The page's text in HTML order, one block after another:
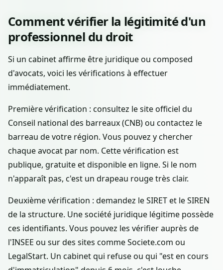
Comment vérifier la légitimité d'un
professionnel du droit
Si un cabinet affirme être juridique ou composed
d'avocats, voici les vérifications à effectuer
immédiatement.
Première vérification : consultez le site officiel du
Conseil national des barreaux (CNB) ou contactez le
barreau de votre région. Vous pouvez y chercher
chaque avocat par nom. Cette vérification est
publique, gratuite et disponible en ligne. Si le nom
n'apparaît pas, c'est un drapeau rouge très clair.
Deuxième vérification : demandez le SIRET et le SIREN
de la structure. Une société juridique légitime possède
ces identifiants. Vous pouvez les vérifier auprès de
l'INSEE ou sur des sites comme Societe.com ou
LegalStart. Un cabinet qui refuse ou qui "est en cours